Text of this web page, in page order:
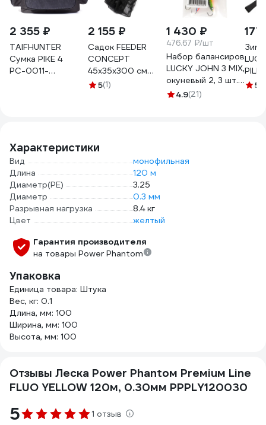
2 355 ₽
TAIFHUNTER
Сумка PIKE 4
РС-0011-
2 155 ₽
Садок FEEDER
CONCEPT
45x35x300 см
FC480-300
5(1)
1 430 ₽
476.67 ₽/шт
Набор балансиров
LUCKY JOHN 3 MIX,
окуневый 2, 3 шт.
LJB-003SET
4.9(21)
177
5
Характеристики
Вид
монофильная
Длина
120 м
Диаметр(PE)
3.25
Диаметр
0.3 мм
Разрывная нагрузка
8.4 кг
Цвет
желтый
Гарантия производителя
на товары Power Phantom
Упаковка
Единица товара: Штука
Вес, кг: 0.1
Длина, мм: 100
Ширина, мм: 100
Высота, мм: 100
Отзывы Леска Power Phantoм Preмiuм Line
FLUO YELLOW 120м, 0.30мм PPPLY120030
5 1 отзыв